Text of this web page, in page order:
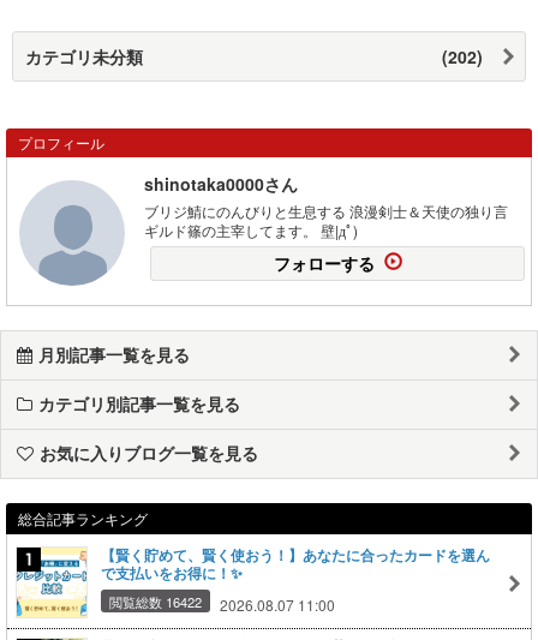
カテゴリ未分類 (202)
プロフィール
shinotaka0000さん
ブリジ鯖にのんびりと生息する 浪漫剣士＆天使の独り言
ギルド篠の主宰してます。 壁|дﾟ)
フォローする
月別記事一覧を見る
カテゴリ別記事一覧を見る
お気に入りブログ一覧を見る
総合記事ランキング
【賢く貯めて、賢く使おう！】あなたに合ったカードを選ん
で支払いをお得に！✨
閲覧総数 16422 2026.08.07 11:00